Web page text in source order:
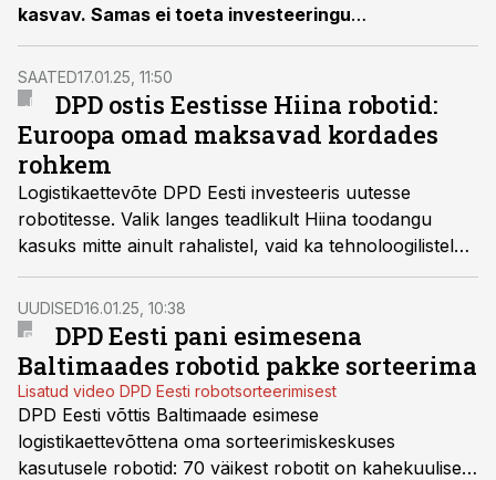
kasvav. Samas ei toeta investeeringu
kapitalimahukus ega ka olemasolev
laadimisvõrgustik täna veel nende laiapõhjalisemat
kasutust.
SAATED17.01.25, 11:50
DPD ostis Eestisse Hiina robotid:
Euroopa omad maksavad kordades
rohkem
Logistikaettevõte DPD Eesti investeeris uutesse
robotitesse. Valik langes teadlikult Hiina toodangu
kasuks mitte ainult rahalistel, vaid ka tehnoloogilistel
põhjustel, ütles DPD Eesti tegevjuht Remo Kirss.
UUDISED16.01.25, 10:38
DPD Eesti pani esimesena
Baltimaades robotid pakke sorteerima
Lisatud video DPD Eesti robotsorteerimisest
DPD Eesti võttis Baltimaade esimese
logistikaettevõttena oma sorteerimiskeskuses
kasutusele robotid: 70 väikest robotit on kahekuulise